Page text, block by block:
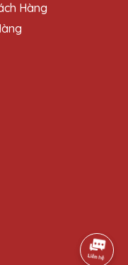
tình. Rất
đã mang
đều rất hài
Hàng